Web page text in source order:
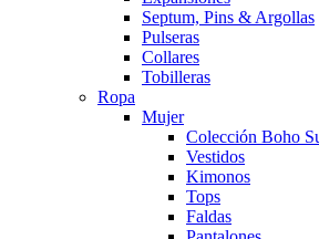
Septum, Pins & Argollas
Pulseras
Collares
Tobilleras
Ropa
Mujer
Colección Boho
Vestidos
Kimonos
Tops
Faldas